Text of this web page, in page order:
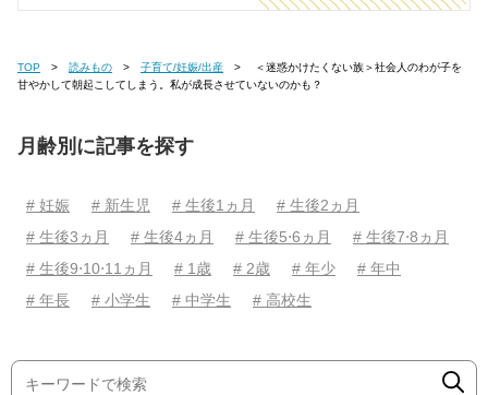
TOP 読みもの 子育て/妊娠/出産
甘やかして朝起こしてしまう。私が成長させていないのかも？
月齢別に記事を探す
# 妊娠 # 新生児 # 生後1ヵ月
# 生後2ヵ月
# 生後3ヵ月
# 生後4ヵ月 # 生後5⋅6ヵ月
# 生後7⋅8ヵ月
# 生後9⋅10⋅11ヵ月
# 1歳 # 2歳 # 年少
# 年中
# 年長
# 小学生 # 中学生 # 高校生